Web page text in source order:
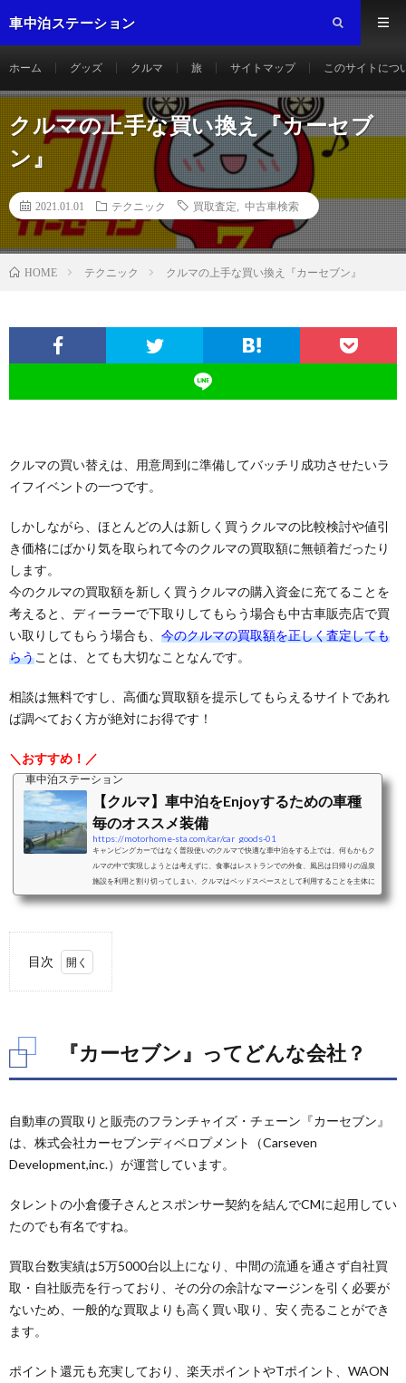
車中泊ステーション
ホーム グッズ クルマ 旅 サイトマップ このサイトにつ
クルマの上手な買い換え『カーセブ
ン』
2021.01.01 テクニック 買取査定 中古車検索
HOME テクニック クルマの上手な買い換え『カーセブン』
クルマの買い替えは、用意周到に準備してバッチリ成功させたいラ
イフイベントの一つです。
しかしながら、ほとんどの人は新しく買うクルマの比較検討や値引
き価格にばかり気を取られて今のクルマの買取額に無頓着だったり
します。
今のクルマの買取額を新しく買うクルマの購入資金に充てることを
考えると、ディーラーで下取りしてもらう場合も中古車販売店で買
い取りしてもらう場合も、 今のクルマの買取額を正しく査定しても
らうことは、とても大切なことなんです。
相談は無料ですし、高価な買取額を提示してもらえるサイトであれ
ば調べておく方が絶対にお得です！
＼おすすめ！／
車中泊ステーション
【クルマ】車中泊をEnjoyするための車種
毎のオススメ装備
https://motorhome-sta.com/car/car_goods-01
キャンピングカーではなく普段使いのクルマで快適な車中泊をする上では、何もかもク
ルマの中で実現しようとは考えずに、食事はレストランでの外食、風呂は日帰りの温泉
施設を利用と割り切ってしまい、クルマはベッドスペースとして利用することを主体に
考えることをおすすめします。ベッドスペースとして利用することを考えた際の車中泊
り大人二人＋小さな子供一人程度...
目次
1.
って
社？
2.
『カ
ブ
ン』
査
定・
買取
ーセ
『カーセブン』ってどんな会社？
自動車の買取りと販売のフランチャイズ・チェーン『カーセブン』
は、株式会社カーセブンディベロプメント（Carseven
Development,inc.）が運営しています。
タレントの小倉優子さんとスポンサー契約を結んでCMに起用してい
たのでも有名ですね。
買取台数実績は5万5000台以上になり、中間の流通を通さず自社買
取・自社販売を行っており、その分の余計なマージンを引く必要が
ないため、一般的な買取よりも高く買い取り、安く売ることができ
ます。
ポイント還元も充実しており、楽天ポイントやTポイント、WAON